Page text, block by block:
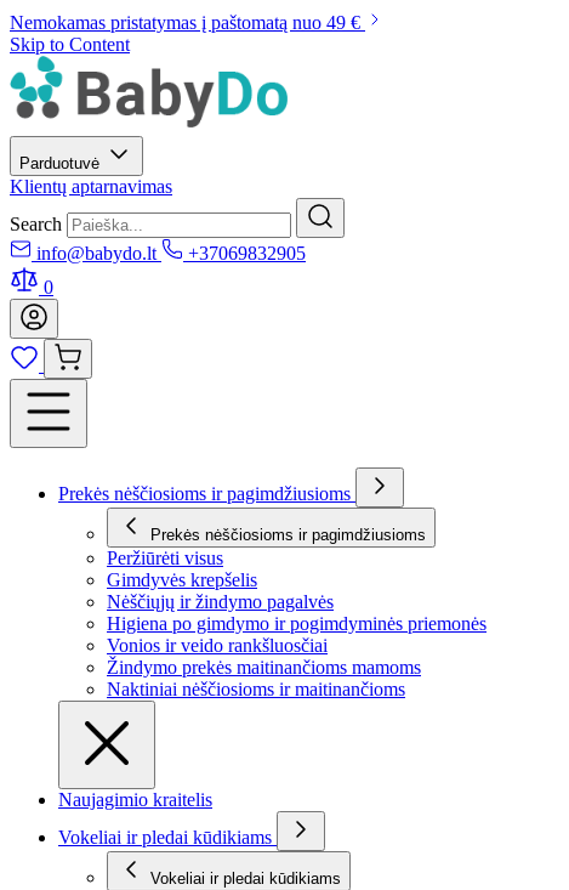
Nemokamas pristatymas į paštomatą nuo 49 €
Skip to Content
Parduotuvė
Klientų aptarnavimas
Search
info@babydo.lt
+37069832905
0
Prekės nėščiosioms ir pagimdžiusioms
Prekės nėščiosioms ir pagimdžiusioms
Peržiūrėti visus
Gimdyvės krepšelis
Nėščiųjų ir žindymo pagalvės
Higiena po gimdymo ir pogimdyminės priemonės
Vonios ir veido rankšluosčiai
Žindymo prekės maitinančioms mamoms
Naktiniai nėščiosioms ir maitinančioms
Naujagimio kraitelis
Vokeliai ir pledai kūdikiams
Vokeliai ir pledai kūdikiams